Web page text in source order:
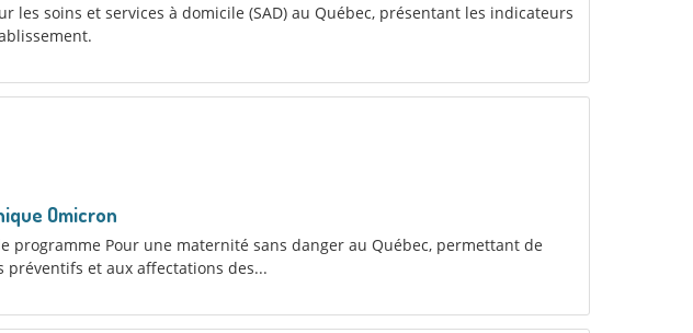
soins et services à domicile (SAD) au Québec, présentant les indicateurs
Omicron
programme Pour une maternité sans danger au Québec, permettant de
et aux affectations des...